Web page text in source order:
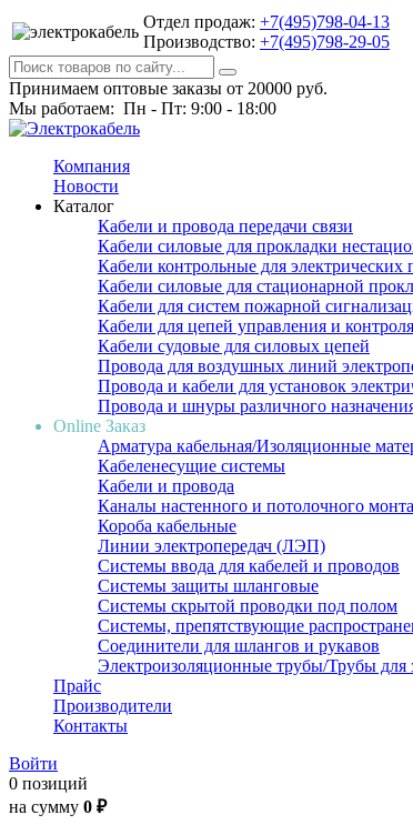
Отдел продаж: +7(495)798-04-13
Производство: +7(495)798-29-05
Принимаем оптовые заказы от 20000 руб.
Мы работаем: Пн - Пт: 9:00 - 18:00
Компания
Новости
Каталог
Кабели и провода передачи связи
Кабели силовые для прокладки
Кабели контрольные для электрических
Кабели силовые для стационарной
Кабели для систем пожарной
Кабели для цепей управления и контроля
Кабели судовые для силовых цепей
Провода для воздушных линий
Провода и кабели для установок
Провода и шнуры различного
Online Заказ
Арматура кабельная/Изоляционные
Кабеленесущие системы
Кабели и провода
Каналы настенного и потолочного
Короба кабельные
Линии электропередач (ЛЭП)
Системы ввода для кабелей и проводов
Системы защиты шланговые
Системы скрытой проводки под полом
Системы, препятствующие
Соединители для шлангов и рукавов
Электроизоляционные трубы/Трубы для
Прайс
Производители
Контакты
Войти
0 позиций
на сумму 0 ₽